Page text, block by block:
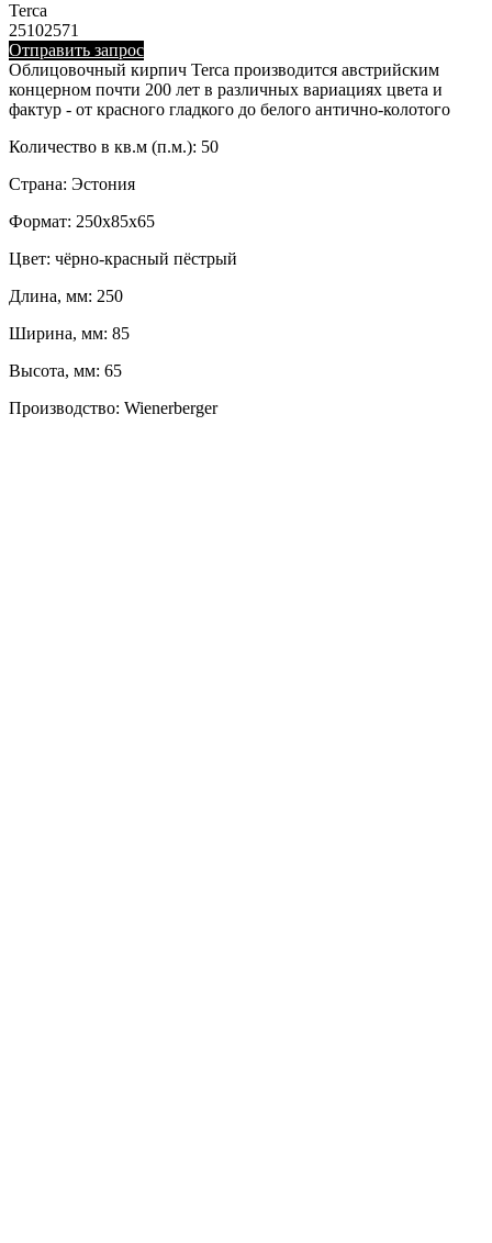
Terca
25102571
Отправить запрос
Облицовочный кирпич Terca производится австрийским
концерном почти 200 лет в различных вариациях цвета и
фактур - от красного гладкого до белого антично-колотого
Количество в кв.м (п.м.): 50
Страна: Эстония
Формат: 250x85x65
Цвет: чёрно-красный пёстрый
Длина, мм: 250
Ширина, мм: 85
Высота, мм: 65
Производство: Wienerberger